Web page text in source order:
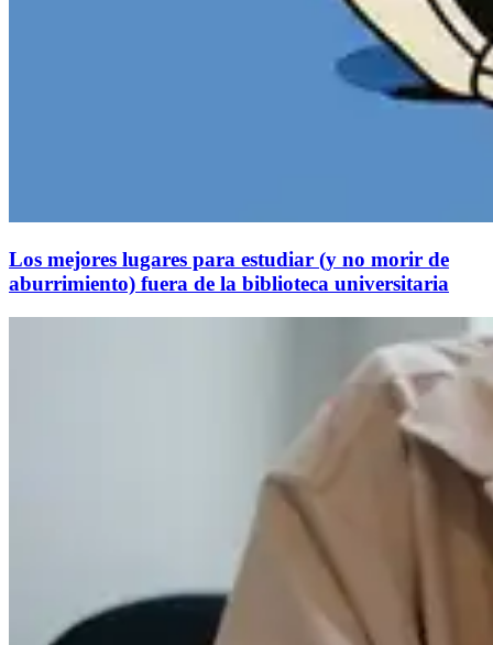
Los mejores lugares para estudiar (y no morir de
aburrimiento) fuera de la biblioteca universitaria